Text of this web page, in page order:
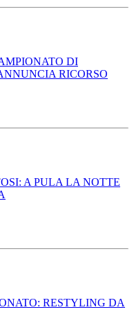
DI
RICORSO
A PULA LA NOTTE
RESTYLING DA